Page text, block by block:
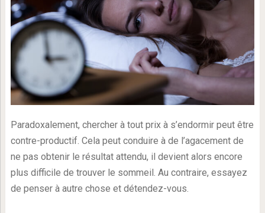
Paradoxalement, chercher à tout prix à s’endormir peut être
contre-productif. Cela peut conduire à de l’agacement de
ne pas obtenir le résultat attendu, il devient alors encore
plus difficile de trouver le sommeil. Au contraire, essayez
de penser à autre chose et détendez-vous.